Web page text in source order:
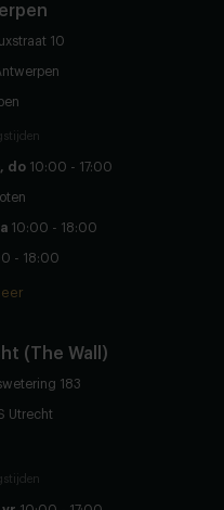
10
do 10:00 - 17:00
10:00 - 18:00
- 18:00
(The Wall)
183
Utrecht